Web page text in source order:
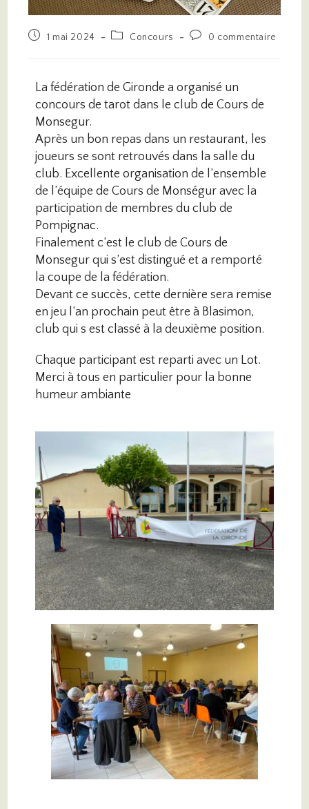
1 mai 2024 Concours 0 commentaire
La fédération de Gironde a organisé un
concours de tarot dans le club de Cours de
Monsegur.
Après un bon repas dans un restaurant, les
joueurs se sont retrouvés dans la salle du
club. Excellente organisation de l’ensemble
de l’équipe de Cours de Monségur avec la
participation de membres du club de
Pompignac.
Finalement c’est le club de Cours de
Monsegur qui s’est distingué et a remporté
la coupe de la fédération.
Devant ce succès, cette dernière sera remise
en jeu l’an prochain peut être à Blasimon,
club qui s est classé à la deuxième position.
Chaque participant est reparti avec un Lot.
Merci à tous en particulier pour la bonne
humeur ambiante